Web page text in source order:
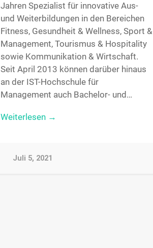
Jahren Spezialist für innovative Aus-
und Weiterbildungen in den Bereichen
Fitness, Gesundheit & Wellness, Sport &
Management, Tourismus & Hospitality
sowie Kommunikation & Wirtschaft.
Seit April 2013 können darüber hinaus
an der IST-Hochschule für
Management auch Bachelor- und…
Weiterlesen →
Juli 5, 2021